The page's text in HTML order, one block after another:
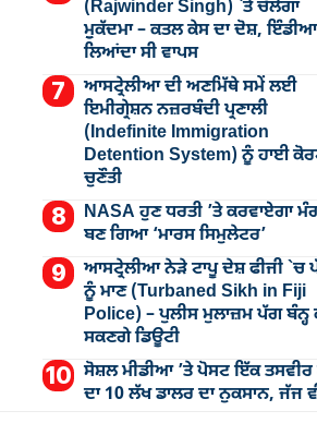
(Rajwinder Singh) `ਤੇ ਚੱਲੇਗਾ
ਮੁੁਕੱਦਮਾ – ਕਤਲ ਕੇਸ ਦਾ ਦੋਸ਼,
ਲਿਆਂਦਾ ਸੀ ਵਾਪਸ
ਆਸਟ੍ਰੇਲੀਆ ਦੀ ਅਣਮਿੱਥੇ ਸਮੇਂ ਲਈ
ਇਮੀਗ੍ਰੇਸ਼ਨ ਨਜ਼ਰਬੰਦੀ ਪ੍ਰਣਾਲੀ
(Indefinite Immigration
Detention System) ਨੂੰ ਹਾਈ
ਚੁਣੌਤੀ
NASA ਹੁਣ ਧਰਤੀ ’ਤੇ ਕਰਵਾਏਗਾ
ਬਣ ਗਿਆ ‘ਮਾਰਸ ਸਿਮੁਲੇਟਰ’
ਆਸਟ੍ਰੇਲੀਆ ਨੇੜੇ ਟਾਪੂ ਦੇਸ਼ ਫੀਜੀ `ਚ
ਨੂੰ ਮਾਣ (Turbaned Sikh in Fiji
Police) – ਪੁਲੀਸ ਮੁਲਾਜ਼ਮ ਪੱਗ ਬੰਨ੍ਹ
ਸਕਣਗੇ ਡਿਊਟੀ
ਸੋਸ਼ਲ ਮੀਡੀਆ ’ਤੇ ਪੋਸਟ ਇੱਕ
ਦਾ 10 ਲੱਖ ਡਾਲਰ ਦਾ ਨੁਕਸਾਨ, ਜੱਜ